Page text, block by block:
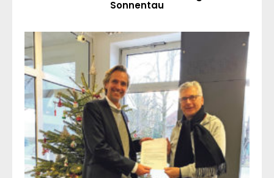
Sonnentau